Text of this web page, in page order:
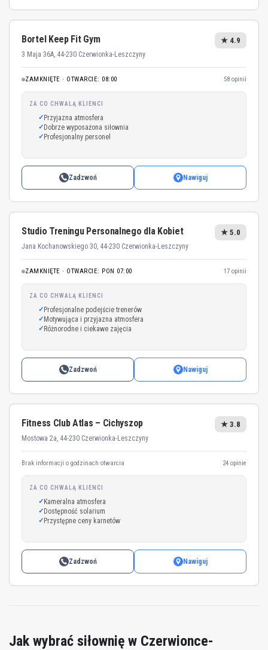
Bortel Keep Fit Gym
3 Maja 36A, 44-230 Czerwionka-Leszczyny
★ 4.9
ZAMKNIĘTE · OTWARCIE: 08:00 58 opinii
ZA CO CHWALĄ KLIENCI
Przyjazna atmosfera
Dobrze wyposażona siłownia
Profesjonalny personel
Zadzwoń Nawiguj
Studio Treningu Personalnego dla Kobiet
Jana Kochanowskiego 30, 44-230 Czerwionka-Leszczyny
★ 5.0
ZAMKNIĘTE · OTWARCIE: PON 07:00 17 opinii
ZA CO CHWALĄ KLIENCI
Profesjonalne podejście trenerów
Motywująca i przyjazna atmosfera
Różnorodne i ciekawe zajęcia
Zadzwoń Nawiguj
Fitness Club Atlas – Cichyszop
Mostowa 2a, 44-230 Czerwionka-Leszczyny
★ 3.8
Brak informacji o godzinach otwarcia 24 opinie
ZA CO CHWALĄ KLIENCI
Kameralna atmosfera
Dostępność solarium
Przystępne ceny karnetów
Zadzwoń Nawiguj
Jak wybrać siłownię w Czerwionce-